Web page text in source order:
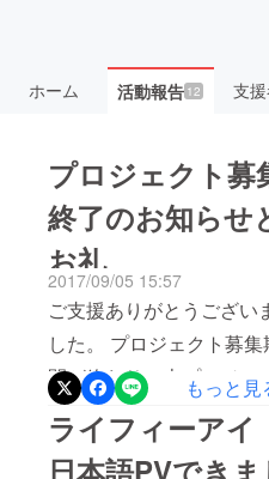
ホーム 活動報告12 支
プロジェクト募
終了のお知らせ
お礼
2017/09/05 15:57
ご支援ありがとうござい
した。 プロジェクト募集
間が終わり、本プロジェ
トを終了することになりま
した。振り返ってみて、こ
もっと見
ライフィーアイ
日本語PVできま